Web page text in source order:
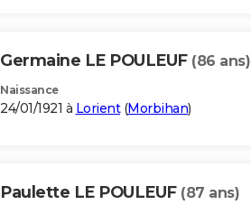
Germaine LE POULEUF (86 ans)
Naissance
24/01/1921 à Lorient(Morbihan)
Paulette LE POULEUF (87 ans)